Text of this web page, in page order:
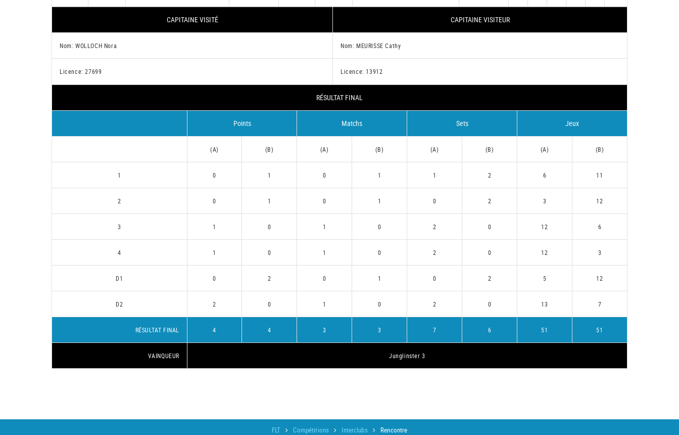
CAPITAINE VISITÉ CAPITAINE VISITEUR
Nom: WOLLOCH Nora Nom: MEURISSE Cathy
Licence: 27699 Licence: 13912
RÉSULTAT FINAL
Points Matchs Sets Jeux
(A) (B) (A) (B) (A) (B) (A) (B)
1 0 1 0 1 1 2 6 11
2 0 1 0 1 0 2 3 12
3 1 0 1 0 2 0 12 6
4 1 0 1 0 2 0 12 3
D1 0 2 0 1 0 2 5 12
D2 2 0 1 0 2 0 13 7
RÉSULTAT FINAL 4 4 3 3 7 6 51 51
VAINQUEUR Junglinster 3
FLT Compétitions Interclubs Rencontre